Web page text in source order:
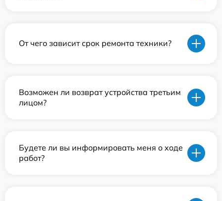
От чего зависит срок ремонта техники?
Возможен ли возврат устройства третьим
лицом?
Будете ли вы информировать меня о ходе
работ?